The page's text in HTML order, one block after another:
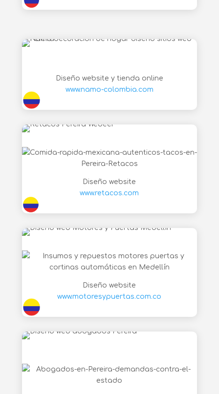
Diseño website y tienda online
www.namo-colombia.com
Diseño website
www.retacos.com
Diseño website
www.motoresypuertas.com.co